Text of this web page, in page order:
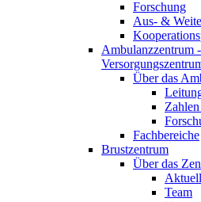
Forschung
Aus- &
Ambulanzzentrum
Über das
Fachbereiche
Brustzentrum
Über das
Team